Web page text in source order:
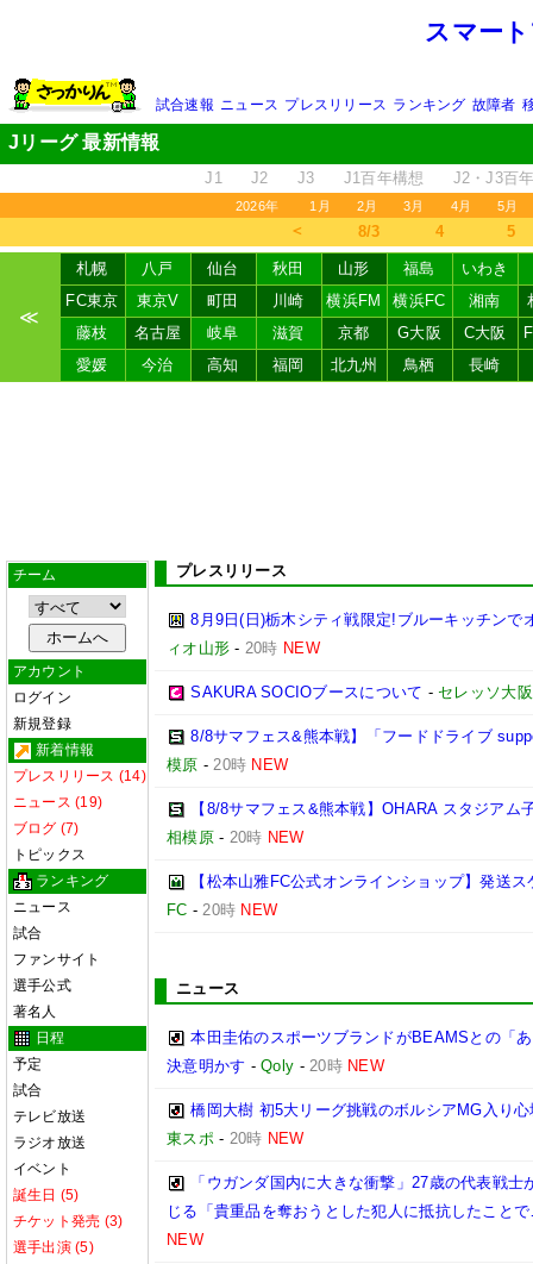
スマー
試合速報 ニュース プレスリリース ランキング 故障者
Jリーグ 最新情報
J1 J2 J3 J1百年構想 J2・J3百
2026年 1月 2月 3月 4月 5月
＜ 8/3 4 5
≪
札幌 八戸 仙台 秋田 山形 福島
いわき
FC東京
東京V 町田 川崎 横浜FM 横浜FC 湘南
藤枝
名古屋 岐阜 滋賀 京都 G大阪 C大阪
愛媛
今治 高知 福岡 北九州 鳥栖 長崎
チーム
アカウント
ログイン
新規登録
新着情報
プレスリリース (14)
ニュース (19)
ブログ (7)
トピックス
ランキング
ニュース
試合
ファンサイト
選手公式
著名人
日程
予定
試合
テレビ放送
ラジオ放送
イベント
誕生日 (5)
チケット発売 (3)
選手出演 (5)
プレスリリース
8月9日(日)栃木シティ戦限定!ブルーキッチンで
ィオ山形 - 20時 NEW
SAKURA SOCIOブースについて - セレッソ大阪
8/8サマフェス&熊本戦】「フードドライブ
模原 -20時 NEW
【8/8サマフェス&熊本戦】OHARA スタジア
相模原- 20時 NEW
【松本山雅FC公式オンラインショップ】発送
FC -20時 NEW
ニュース
本田圭佑のスポーツブランドがBEAMSとの「
決意明かす -Qoly -20時 NEW
橋岡大樹 初5大リーグ挑戦のボルシアMG入り
東スポ- 20時 NEW
「ウガンダ国内に大きな衝撃」27歳の代表戦
じる「貴重品を奪おうとした犯人に抵抗したこと
NEW